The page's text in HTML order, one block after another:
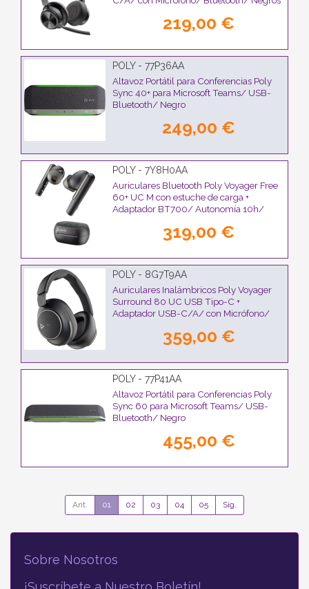
219,00 €
POLY - 77P36AA
Altavoz Portátil para Conferencias Poly
Sync 40+ para Microsoft Teams/ USB-
Bluetooth/ Negro
249,00 €
POLY - 7Y8H0AA
Auriculares Bluetooth Poly Voyager Free
60+ UC M con estuche de carga +
Adaptador BT700/ Autonomía 10h/
319,00 €
POLY - 8G7T9AA
Auriculares Inalámbricos Poly Voyager
Surround 80 UC USB Tipo-C +
Adaptador USB-C/A/ con Micrófono/
359,00 €
POLY - 77P41AA
Altavoz Portátil para Conferencias Poly
Sync 60 para Microsoft Teams/ USB-
Bluetooth/ Negro
455,00 €
Ant. 01 02 03 04 05 Sig.
Sobre Nosotros